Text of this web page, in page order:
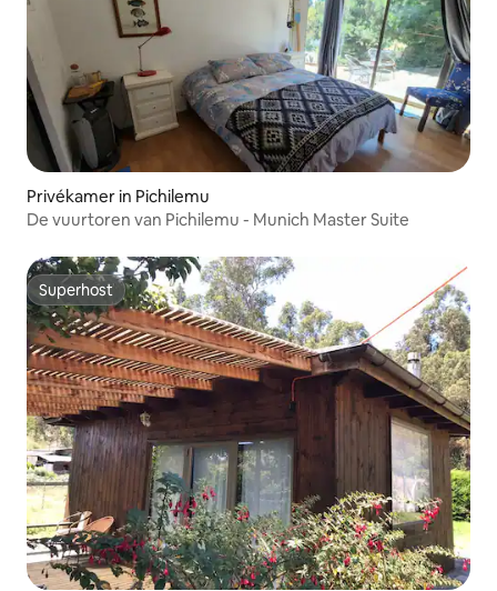
Privékamer in Pichilemu
De vuurtoren van Pichilemu - Munich Master Suite
Superhost
Superhost